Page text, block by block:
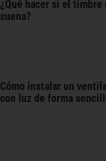
¿Qué hacer si el timbre
suena?
Cómo instalar un
con luz de forma